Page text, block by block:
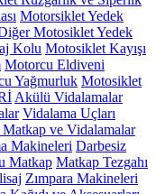
Motorsiklet Yedek
Motosiklet Yedek
Kolu Motosiklet Kayışı
Motorcu Eldiveni
Yağmurluk Motosiklet
Akülü Vidalamalar
Vidalama Uçları
ve Vidalamalar
Makineleri Darbesiz
Matkap Matkap Tezgahı
Zımpara Makineleri